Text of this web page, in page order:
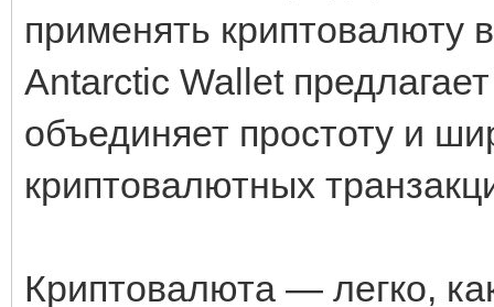
применять криптовалюту
Antarctic Wallet
объединяет простоту и
криптовалютных
Криптовалюта — легко,